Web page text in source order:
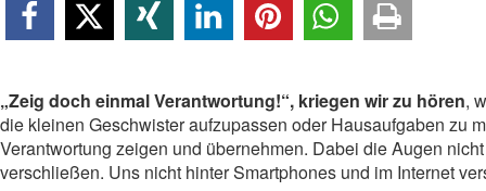
„Zeig doch einmal Verantwortung!“, kriegen wir zu hören,
die kleinen Geschwister aufzupassen oder Hausaufgaben zu
Verantwortung zeigen und übernehmen. Dabei die Augen
verschließen. Uns nicht hinter Smartphones und im Internet